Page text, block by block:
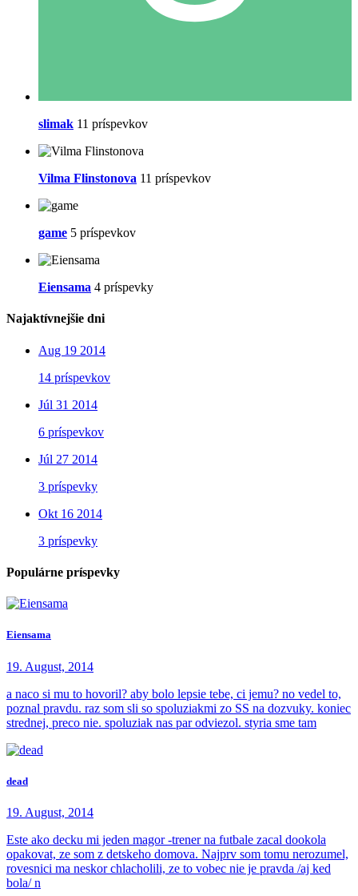
slimak 11 príspevkov
Vilma Flinstonova 11 príspevkov
game 5 príspevkov
Eiensama 4 príspevky
Najaktívnejšie dni
Aug 19 2014
14 príspevkov
Júl 31 2014
6 príspevkov
Júl 27 2014
3 príspevky
Okt 16 2014
3 príspevky
Populárne príspevky
Eiensama
19. August, 2014
a naco si mu to hovoril? aby bolo lepsie tebe, ci jemu? no vedel to,
poznal pravdu. raz som sli so spoluziakmi zo SS na dozvuky. koniec
strednej, preco nie. spoluziak nas par odviezol. styria sme tam
dead
19. August, 2014
Este ako decku mi jeden magor -trener na futbale zacal dookola
opakovat, ze som z detskeho domova. Najprv som tomu nerozumel,
rovesnici ma neskor chlacholili, ze to vobec nie je pravda /aj ked
bola/ n